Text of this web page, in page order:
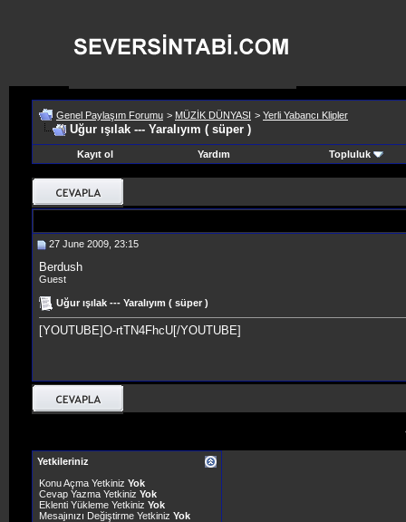
Genel Paylaşım Forumu > MÜZİK DÜNYASI > Yerli Yabancı Klipler
Uğur ışılak --- Yaralıyım ( süper )
Kayıt ol Yardım Topluluk
27 June 2009, 23:15
Berdush
Guest
Uğur ışılak --- Yaralıyım ( süper )
[YOUTUBE]O-rtTN4FhcU[/YOUTUBE]
Yetkileriniz
Konu Açma Yetkiniz Yok
Cevap Yazma Yetkiniz Yok
Eklenti Yükleme Yetkiniz Yok
Mesajınızı Değiştirme Yetkiniz Yok